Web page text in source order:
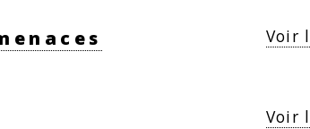
Voir
Voir